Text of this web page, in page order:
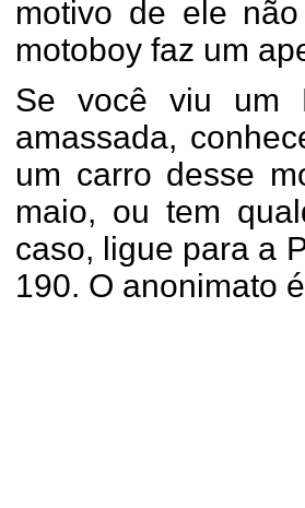
motivo de ele
motoboy faz um
Se você viu um
amassada,
um carro desse
maio, ou tem
caso, ligue para a
190. O anonimato